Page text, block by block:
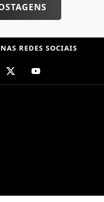
NAS REDES SOCIAIS